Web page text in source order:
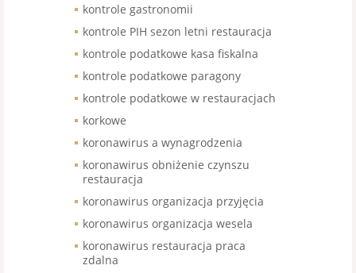
kontrole gastronomii
kontrole PIH sezon letni restauracja
kontrole podatkowe kasa fiskalna
kontrole podatkowe paragony
kontrole podatkowe w restauracjach
korkowe
koronawirus a wynagrodzenia
koronawirus obniżenie czynszu
restauracja
koronawirus organizacja przyjęcia
koronawirus organizacja wesela
koronawirus restauracja praca
zdalna